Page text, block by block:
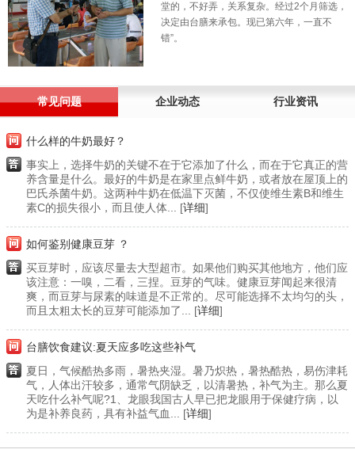
堂的，不好弄，关系复杂。经过2个月筛选，
决定由台膳来承包。现已第六年，一直不
错”。
常见问题 企业动态 行业资讯
什么样的牛奶最好？
事实上，选择牛奶的关键不在于它添加了什么，而在于它真正的营
养含量是什么。最好的牛奶是在家里点鲜牛奶，或者放在屋顶上的
巴氏杀菌牛奶。这两种牛奶在低温下灭菌，不仅使维生素B和维生
素C的损失很小，而且使人体... [详细]
如何鉴别健康豆芽 ？
买豆芽时，应该尽量去大型超市。如果他们购买其他地方，他们应
该注意：一嗅，二看，三捏。豆芽的气味。健康豆芽闻起来很清
爽，而豆芽与尿素的味道是不正常的。尽可能选择不太均匀的头，
而且太粗太长的豆芽可能添加了... [详细]
台膳饮食建议:夏天应多吃这些补气
夏日，气候酷热多雨，暑热夹湿。暑乃炽热，暑热酷热，易伤津耗
气，人体出汗较多，通常气阴缺乏，以清暑热，补气为主。那么夏
天吃什么补气呢?1、龙眼我国古人早已把龙眼用于保健疗病，以
为是补养良药，具有补益气血... [详细]